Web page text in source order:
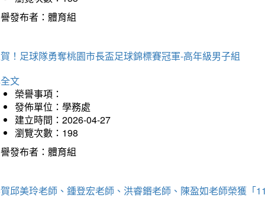
發布者：體育組
！足球隊勇奪桃園市長盃足球錦標賽冠軍-高年級男子組
文
榮譽事項：
發佈單位：學務處
建立時間：2026-04-27
瀏覽次數：198
發布者：體育組
邱美玲老師、鍾登宏老師、洪睿鍲老師、陳盈如老師榮獲「